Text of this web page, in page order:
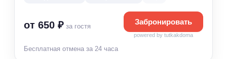
от 650 ₽ за гостя
Забронировать
powered by tutkakdoma
Бесплатная отмена за 24 часа